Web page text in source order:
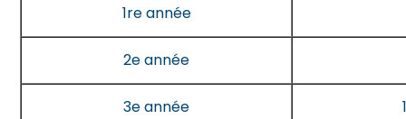
1re année
2e année
3e année